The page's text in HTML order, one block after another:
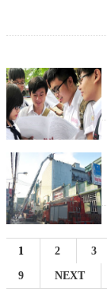
1 2 3
9 NEXT